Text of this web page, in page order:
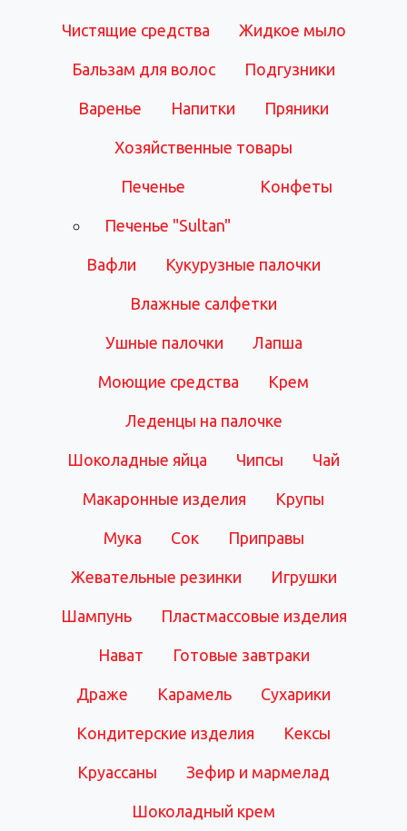
Чистящие средства Жидкое мыло
Бальзам для волос Подгузники
Варенье Напитки Пряники
Хозяйственные товары
Печенье
Печенье "Sultan"
Конфеты
Вафли Кукурузные палочки
Влажные салфетки
Ушные палочки Лапша
Моющие средства Крем
Леденцы на палочке
Шоколадные яйца Чипсы Чай
Макаронные изделия Крупы
Мука Сок Приправы
Жевательные резинки Игрушки
Шампунь Пластмассовые изделия
Нават Готовые завтраки
Драже Карамель Сухарики
Кондитерские изделия Кексы
Круассаны Зефир и мармелад
Шоколадный крем